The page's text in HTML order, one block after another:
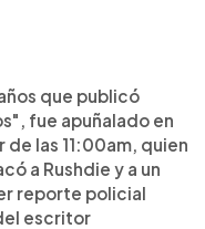
que publicó
fue apuñalado en
las 11:00am, quien
a Rushdie y a un
reporte policial
escritor